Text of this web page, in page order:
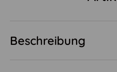
Beschreibung